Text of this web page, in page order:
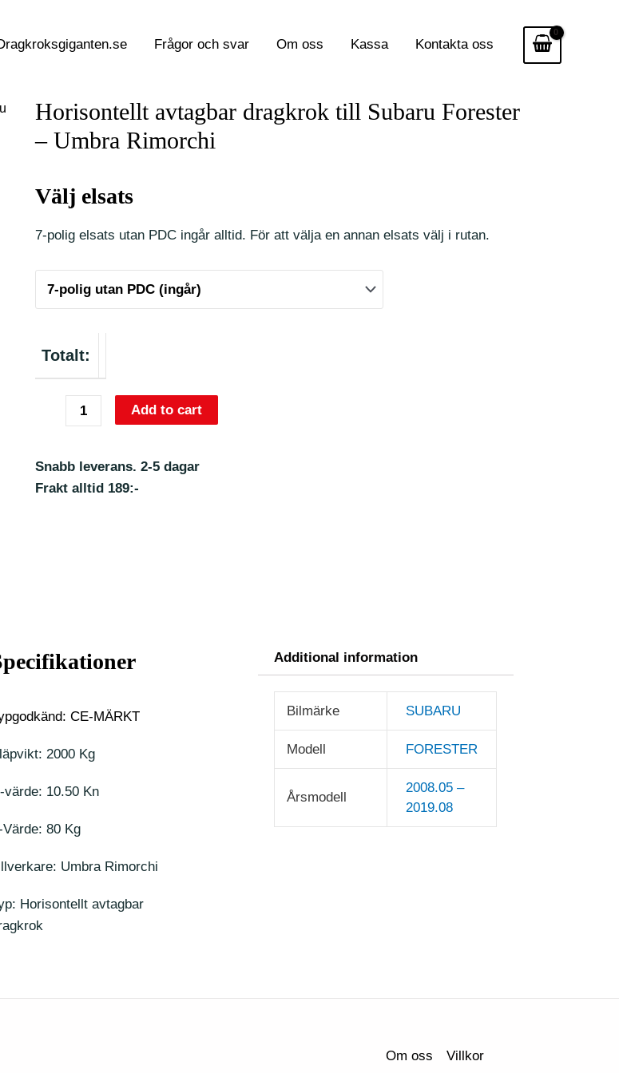
Frågor och svar Om oss Kassa Kontakta oss
Horisontellt avtagbar dragkrok till Subaru Forester
– Umbra Rimorchi
Välj elsats
7-polig elsats utan PDC ingår alltid. För att välja en annan elsats välj i rutan.
Totalt:
Add to cart
Snabb leverans. 2-5 dagar
Frakt alltid 189:-
CE-MÄRKT
2000 Kg
värde: 10.50 Kn
Värde: 80 Kg
Umbra Rimorchi
Horisontellt avtagbar
Additional information
Bilmärke SUBARU
Modell FORESTER
Årsmodell
2008.05 –
2019.08
Om oss Villkor